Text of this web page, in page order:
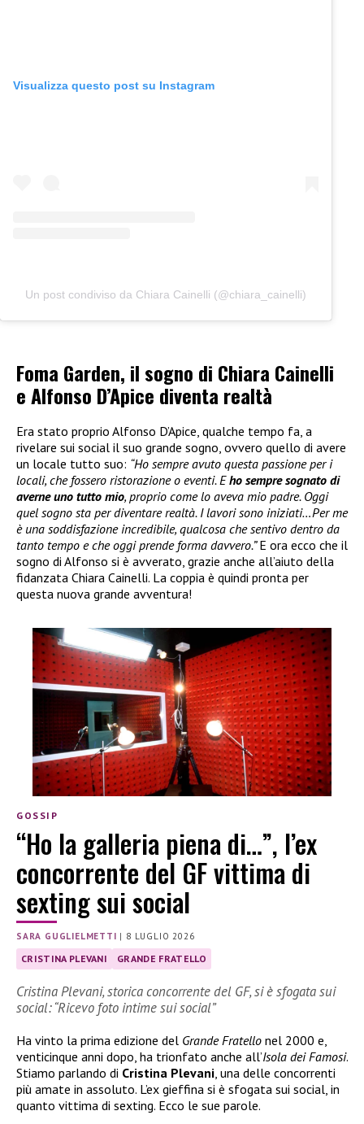
Visualizza questo post su Instagram
Un post condiviso da Chiara Cainelli (@chiara_cainelli)
Foma Garden, il sogno di Chiara Cainelli
e Alfonso D’Apice diventa realtà
Era stato proprio Alfonso D’Apice, qualche tempo fa, a
rivelare sui social il suo grande sogno, ovvero quello di avere
un locale tutto suo: “Ho sempre avuto questa passione per i
locali, che fossero ristorazione o eventi. Eho sempre sognato di
averne uno tutto mio, proprio come lo aveva mio padre. Oggi
quel sogno sta per diventare realtà. I lavori sono iniziati…Per me
è una soddisfazione incredibile, qualcosa che sentivo dentro da
tanto tempo e che oggi prende forma davvero.”E ora ecco che il
sogno di Alfonso si è avverato, grazie anche all’aiuto della
fidanzata Chiara Cainelli. La coppia è quindi pronta per
questa nuova grande avventura!
GOSSIP
“Ho la galleria piena di…”, l’ex
concorrente del GF vittima di
sexting sui social
SARA GUGLIELMETTI | 8 LUGLIO 2026
CRISTINA PLEVANI GRANDE FRATELLO
Cristina Plevani, storica concorrente del GF, si è sfogata sui
social: “Ricevo foto intime sui social”
Ha vinto la prima edizione del Grande Fratello nel 2000 e,
venticinque anni dopo, ha trionfato anche all’Isola dei Famosi.
Stiamo parlando di Cristina Plevani, una delle concorrenti
più amate in assoluto. L’ex gieffina si è sfogata sui social, in
quanto vittima di sexting. Ecco le sue parole.